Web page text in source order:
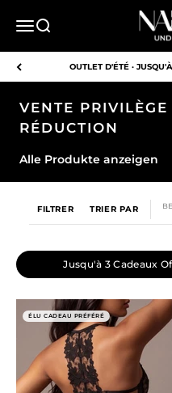
Ouvrir la navigation
Ouvrir la recherche
OUTLET D'ÉTÉ ·
VENTE
RÉDUCTION
Alle Produkte anzeigen
FILTRER TRIER PAR
Jusqu'à 3 Cadeaux
ÉLU CADEAU PRÉFÉRÉ